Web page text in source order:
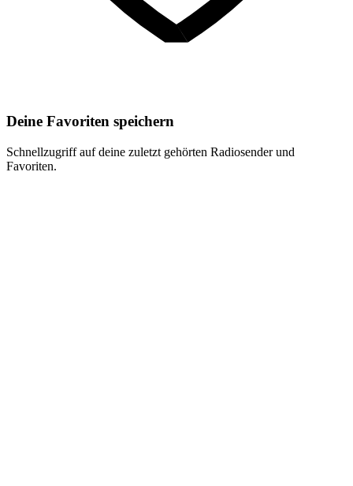
Deine Favoriten speichern
Schnellzugriff auf deine zuletzt gehörten Radiosender und
Favoriten.